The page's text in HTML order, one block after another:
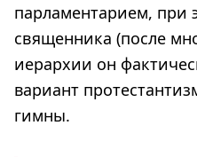
парламентарием, при
священника (после
иерархии он
вариант
гимны.